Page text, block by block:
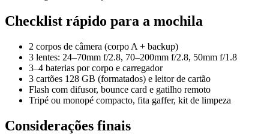
Checklist rápido para a mochila
2 corpos de câmera (corpo A + backup)
3 lentes: 24–70mm f/2.8, 70–200mm f/2.8, 50mm f/1.8
3–4 baterias por corpo e carregador
3 cartões 128 GB (formatados) e leitor de cartão
Flash com difusor, bounce card e gatilho remoto
Tripé ou monopé compacto, fita gaffer, kit de limpeza
Considerações finais